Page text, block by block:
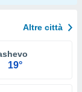
Altre città
19°